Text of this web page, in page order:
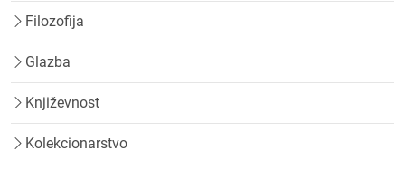
Filozofija
Glazba
Književnost
Kolekcionarstvo